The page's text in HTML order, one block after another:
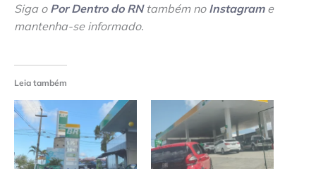
Siga o Por Dentro do RNtambém no Instagrame
mantenha-se informado.
Leia também